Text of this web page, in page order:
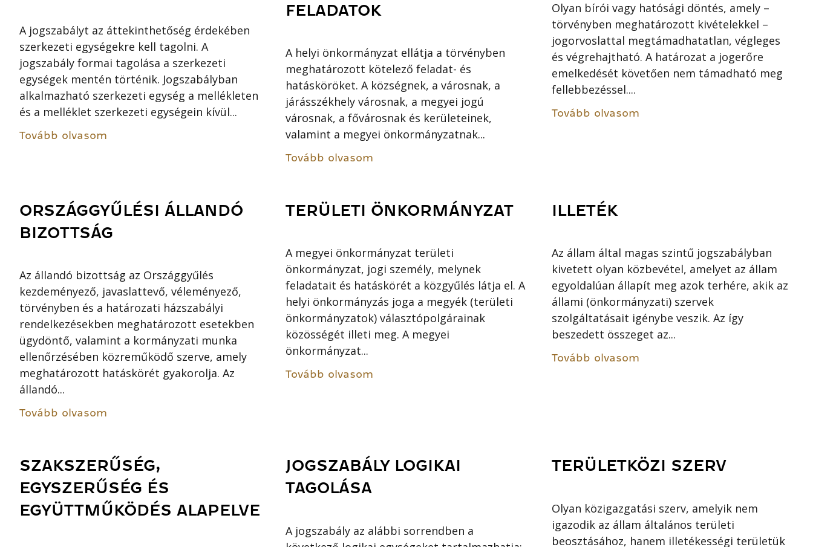
A jogszabályt az áttekinthetőség érdekében
szerkezeti egységekre kell tagolni. A
jogszabály formai tagolása a szerkezeti
egységek mentén történik. Jogszabályban
alkalmazható szerkezeti egység a mellékleten
és a melléklet szerkezeti egységein kívül...
Tovább olvasom
FELADATOK
A helyi önkormányzat ellátja a törvényben
meghatározott kötelező feladat- és
hatásköröket. A községnek, a városnak, a
járásszékhely városnak, a megyei jogú
városnak, a fővárosnak és kerületeinek,
valamint a megyei önkormányzatnak...
Tovább olvasom
Olyan bírói vagy hatósági döntés, amely –
törvényben meghatározott kivételekkel –
jogorvoslattal megtámadhatatlan, végleges
és végrehajtható. A határozat a jogerőre
emelkedését követően nem támadható meg
fellebbezéssel....
Tovább olvasom
ORSZÁGGYŰLÉSI ÁLLANDÓ
BIZOTTSÁG
Az állandó bizottság az Országgyűlés
kezdeményező, javaslattevő, véleményező,
törvényben és a határozati házszabályi
rendelkezésekben meghatározott esetekben
ügydöntő, valamint a kormányzati munka
ellenőrzésében közreműködő szerve, amely
meghatározott hatáskörét gyakorolja. Az
állandó...
Tovább olvasom
TERÜLETI ÖNKORMÁNYZAT
A megyei önkormányzat területi
önkormányzat, jogi személy, melynek
feladatait és hatáskörét a közgyűlés látja el. A
helyi önkormányzás joga a megyék (területi
önkormányzatok) választópolgárainak
közösségét illeti meg. A megyei
önkormányzat...
Tovább olvasom
ILLETÉK
Az állam által magas szintű jogszabályban
kivetett olyan közbevétel, amelyet az állam
egyoldalúan állapít meg azok terhére, akik az
állami (önkormányzati) szervek
szolgáltatásait igénybe veszik. Az így
beszedett összeget az...
Tovább olvasom
SZAKSZERŰSÉG,
EGYSZERŰSÉG ÉS
EGYÜTTMŰKÖDÉS ALAPELVE
JOGSZABÁLY LOGIKAI
TAGOLÁSA
A jogszabály az alábbi sorrendben a
TERÜLETKÖZI SZERV
Olyan közigazgatási szerv, amelyik nem
igazodik az állam általános területi
beosztásához, hanem illetékességi területük